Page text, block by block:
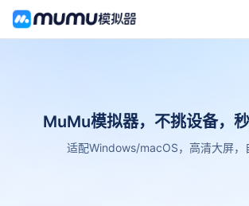
MuMu模拟器，不挑设备，秒
适配Windows/macOS，高清大屏，